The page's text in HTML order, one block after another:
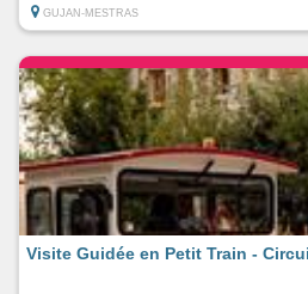
GUJAN-MESTRAS
Visite Guidée en Petit Train -